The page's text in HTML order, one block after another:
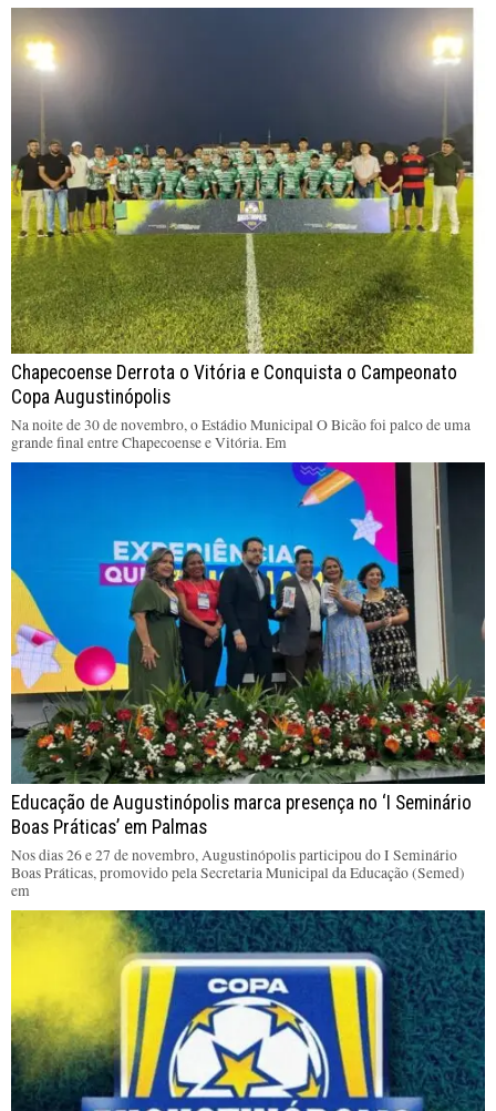
Chapecoense Derrota o Vitória e Conquista o Campeonato
Copa Augustinópolis
Na noite de 30 de novembro, o Estádio Municipal O Bicão foi palco de uma
grande final entre Chapecoense e Vitória. Em
Educação de Augustinópolis marca presença no ‘I Seminário
Boas Práticas’ em Palmas
Nos dias 26 e 27 de novembro, Augustinópolis participou do I Seminário
Boas Práticas, promovido pela Secretaria Municipal da Educação (Semed)
em